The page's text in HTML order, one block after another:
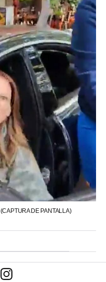
(CAPTURA DE PANTALLA)